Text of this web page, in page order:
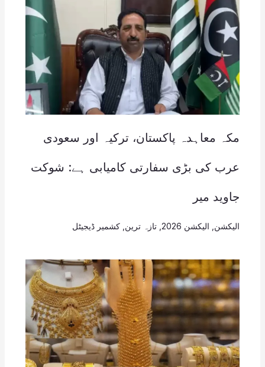
مکہ معاہدہ پاکستان، ترکیہ اور سعودی
عرب کی بڑی سفارتی کامیابی ہے: شوکت
جاوید میر
الیکشن الیکشن 2026 , تازہ ترین کشمیر ڈیجیٹل